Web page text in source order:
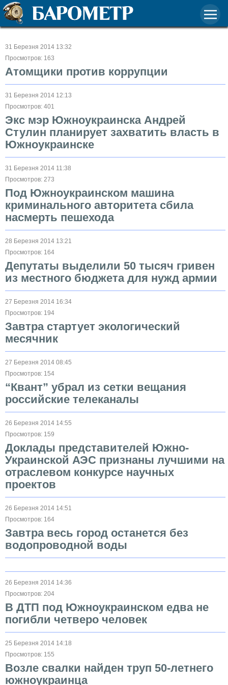
31 Березня 2014 13:32
Просмотров: 163
Атомщики против коррупции
31 Березня 2014 12:13
Просмотров: 401
Экс мэр Южноукраинска Андрей
Стулин планирует захватить власть в
Южноукраинске
31 Березня 2014 11:38
Просмотров: 273
Под Южноукраинском машина
криминального авторитета сбила
насмерть пешехода
28 Березня 2014 13:21
Просмотров: 164
Депутаты выделили 50 тысяч гривен
из местного бюджета для нужд армии
27 Березня 2014 16:34
Просмотров: 194
Завтра стартует экологический
месячник
27 Березня 2014 08:45
Просмотров: 154
“Квант” убрал из сетки вещания
российские телеканалы
26 Березня 2014 14:55
Просмотров: 159
Доклады представителей Южно-
Украинской АЭС признаны лучшими на
отраслевом конкурсе научных
проектов
26 Березня 2014 14:51
Просмотров: 164
Завтра весь город останется без
водопроводной воды
26 Березня 2014 14:36
Просмотров: 204
В ДТП под Южноукраинском едва не
погибли четверо человек
25 Березня 2014 14:18
Просмотров: 155
Возле свалки найден труп 50-летнего
южноукраинца